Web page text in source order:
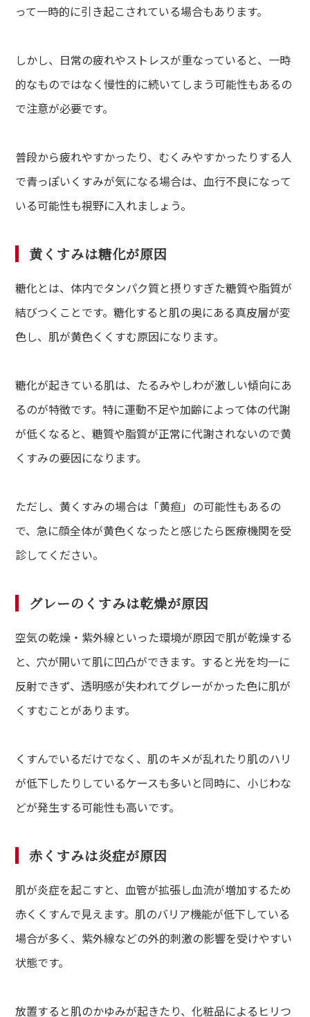
バストアップ・ボディメイクメニュー
って一時的に引き起こされている場合もあります。
しかし、日常の疲れやストレスが重なっていると、一時
的なものではなく慢性的に続いてしまう可能性もあるの
で注意が必要です。
普段から疲れやすかったり、むくみやすかったりする人
で青っぽいくすみが気になる場合は、血行不良になって
いる可能性も視野に入れましょう。
黄くすみは糖化が原因
糖化とは、体内でタンパク質と摂りすぎた糖質や脂質が
結びつくことです。糖化すると肌の奥にある真皮層が変
色し、肌が黄色くくすむ原因になります。
糖化が起きている肌は、たるみやしわが激しい傾向にあ
るのが特徴です。特に運動不足や加齢によって体の代謝
が低くなると、糖質や脂質が正常に代謝されないので黄
くすみの要因になります。
ただし、黄くすみの場合は「黄疸」の可能性もあるの
で、急に顔全体が黄色くなったと感じたら医療機関を受
診してください。
グレーのくすみは乾燥が原因
空気の乾燥・紫外線といった環境が原因で肌が乾燥する
と、穴が開いて肌に凹凸ができます。すると光を均一に
反射できず、透明感が失われてグレーがかった色に肌が
くすむことがあります。
くすんでいるだけでなく、肌のキメが乱れたり肌のハリ
が低下したりしているケースも多いと同時に、小じわな
どが発生する可能性も高いです。
赤くすみは炎症が原因
肌が炎症を起こすと、血管が拡張し血流が増加するため
赤くくすんで見えます。肌のバリア機能が低下している
場合が多く、紫外線などの外的刺激の影響を受けやすい
状態です。
放置すると肌のかゆみが起きたり、化粧品によるヒリつ